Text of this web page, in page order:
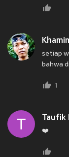
setiap
bahwa
1
Taufik
❤️